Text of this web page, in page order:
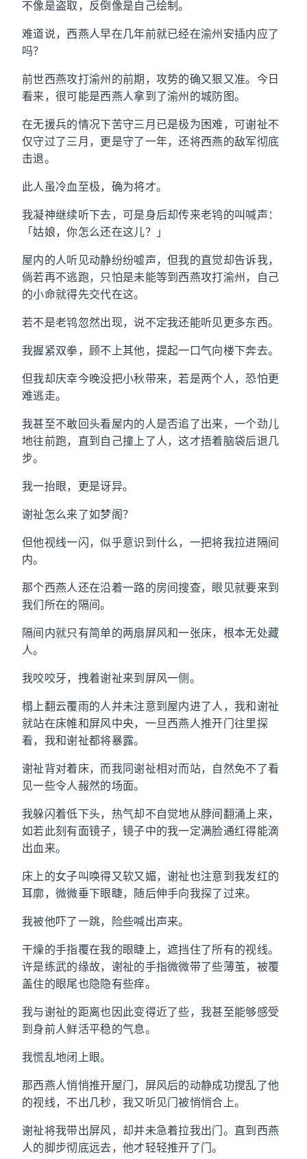
不像是盗取，反倒像是自己绘制。
难道说，西燕人早在几年前就已经在渝州安插内应了
吗？
前世西燕攻打渝州的前期，攻势的确又狠又准。今日
看来，很可能是西燕人拿到了渝州的城防图。
在无援兵的情况下苦守三月已是极为困难，可谢祉不
仅守过了三月，更是守了一年，还将西燕的敌军彻底
击退。
此人虽冷血至极，确为将才。
我凝神继续听下去，可是身后却传来老鸨的叫喊声：
「姑娘，你怎么还在这儿？」
屋内的人听见动静纷纷嘘声，但我的直觉却告诉我，
倘若再不逃跑，只怕是未能等到西燕攻打渝州，自己
的小命就得先交代在这。
若不是老鸨忽然出现，说不定我还能听见更多东西。
我握紧双拳，顾不上其他，提起一口气向楼下奔去。
但我却庆幸今晚没把小秋带来，若是两个人，恐怕更
难逃走。
我甚至不敢回头看屋内的人是否追了出来，一个劲儿
地往前跑，直到自己撞上了人，这才捂着脑袋后退几
步。
我一抬眼，更是讶异。
谢祉怎么来了如梦阁？
但他视线一闪，似乎意识到什么，一把将我拉进隔间
内。
那个西燕人还在沿着一路的房间搜查，眼见就要来到
我们所在的隔间。
隔间内就只有简单的两扇屏风和一张床，根本无处藏
人。
我咬咬牙，拽着谢祉来到屏风一侧。
榻上翻云覆雨的人并未注意到屋内进了人，我和谢祉
就站在床帷和屏风中央，一旦西燕人推开门往里探
看，我和谢祉都将暴露。
谢祉背对着床，而我同谢祉相对而站，自然免不了看
见一些令人赧然的场面。
我躲闪着低下头，热气却不自觉地从脖间翻涌上来，
如若此刻有面镜子，镜子中的我一定满脸通红得能滴
出血来。
床上的女子叫唤得又软又媚，谢祉也注意到我发红的
耳廓，微微垂下眼睫，随后伸手向我探了过来。
我被他吓了一跳，险些喊出声来。
干燥的手指覆在我的眼睫上，遮挡住了所有的视线。
许是练武的缘故，谢祉的手指微微带了些薄茧，被覆
盖住的眼尾也隐隐有些痒。
我与谢祉的距离也因此变得近了些，我甚至能够感受
到身前人鲜活平稳的气息。
我慌乱地闭上眼。
那西燕人悄悄推开屋门，屏风后的动静成功搅乱了他
的视线，不出几秒，我又听见门被悄悄合上。
谢祉将我带出屏风，却并未急着拉我出门。直到西燕
人的脚步彻底远去，他才轻轻推开了门。